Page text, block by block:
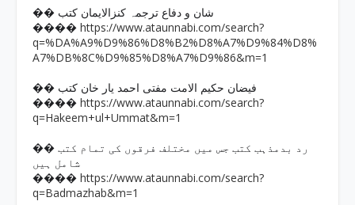
�� شان و دفاع ترجمہ کنزالایمان کتب
���� https://www.ataunnabi.com/search?
q=%DA%A9%D9%86%D8%B2%D8%A7%D9%84%D8%
A7%DB%8C%D9%85%D8%A7%D9%86&m=1
�� فیضان حکیم الامت مفتی احمد یار خان کتب
���� https://www.ataunnabi.com/search?
q=Hakeem+ul+Ummat&m=1
�� رد بدمذہب کتب جس میں مختلف فرقوں کی تمام کتب
شامل ہیں
���� https://www.ataunnabi.com/search?
q=Badmazhab&m=1